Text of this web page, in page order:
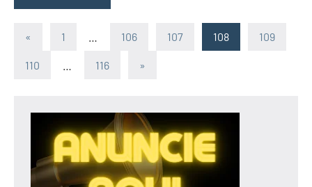
Paginação
de
« 1 106 107 108 109
110 116
Post
»